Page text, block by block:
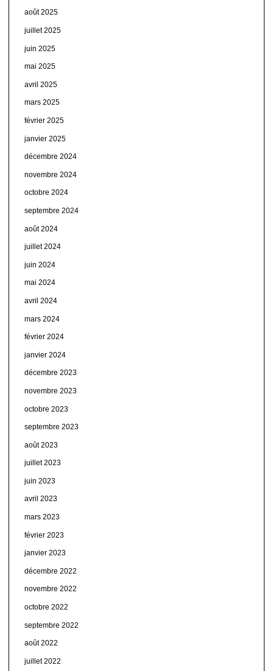
août 2025
juillet 2025
juin 2025
mai 2025
avril 2025
mars 2025
février 2025
janvier 2025
décembre 2024
novembre 2024
octobre 2024
septembre 2024
août 2024
juillet 2024
juin 2024
mai 2024
avril 2024
mars 2024
février 2024
janvier 2024
décembre 2023
novembre 2023
octobre 2023
septembre 2023
août 2023
juillet 2023
juin 2023
avril 2023
mars 2023
février 2023
janvier 2023
décembre 2022
novembre 2022
octobre 2022
septembre 2022
août 2022
juillet 2022